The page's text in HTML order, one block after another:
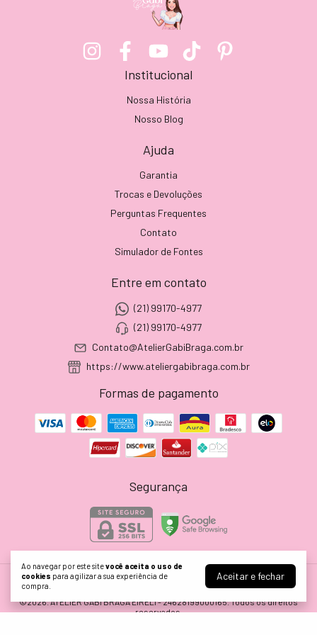
Ao navegar por este sitevocê aceita o uso de
cookies para agilizar a sua experiência de
compra.
Aceitar e fechar
Institucional
Nossa História
Nosso Blog
Ajuda
Garantia
Trocas e Devoluções
Perguntas Frequentes
Contato
Simulador de Fontes
Entre em contato
(21) 99170-4977
(21) 99170-4977
Contato@AtelierGabiBraga.com.br
https://www.ateliergabibraga.com.br
Formas de pagamento
Segurança
©2026. ATELIER GABI BRAGA EIRELI - 24628199000165. Todos os direitos
reservados.